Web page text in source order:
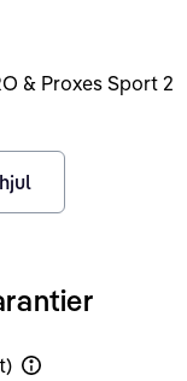
& Proxes Sport 2